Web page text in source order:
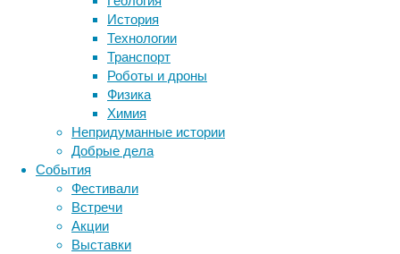
История
Технологии
Транспорт
Роботы и дроны
Физика
Химия
Непридуманные истории
Добрые дела
События
Фестивали
Встречи
Акции
Выставки
научной
работе,
посвященной
захоронениям
из
этого
региона,
их
духовная
культура
существенно
различалась.
генетика дети
здоровье знания
инструменты и методы
исследования
медицина
мозг наука
нейробиология
нейрофизиология
поведение